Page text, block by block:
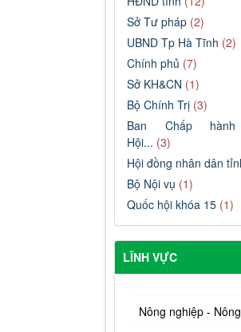
Sở Tư pháp (2)
UBND Tp Hà Tĩnh (2)
Chính phủ (7)
Sở KH&CN (1)
Bộ Chính Trị (3)
Ban Chấp
Hội... (3)
Hội đồng nhân dân
Bộ Nội vụ (1)
Quốc hội khóa 15 (1)
LĨNH VỰC
Nông nghiệp -